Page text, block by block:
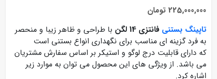
225,000,000 تومان
تاپینگ بستنی فانتزی 14 لگن
با طراحی و ظاهر زیبا و منحصر
به فرد گزینه ای مناسب برای نگهداری انواع بستنی است
که دارای قابلیت درج لوگو و استیکر بر اساس سفارش مشتریان
می باشد. از ویژگی های این محصول می توان به موارد زیر
اشاره کرد.